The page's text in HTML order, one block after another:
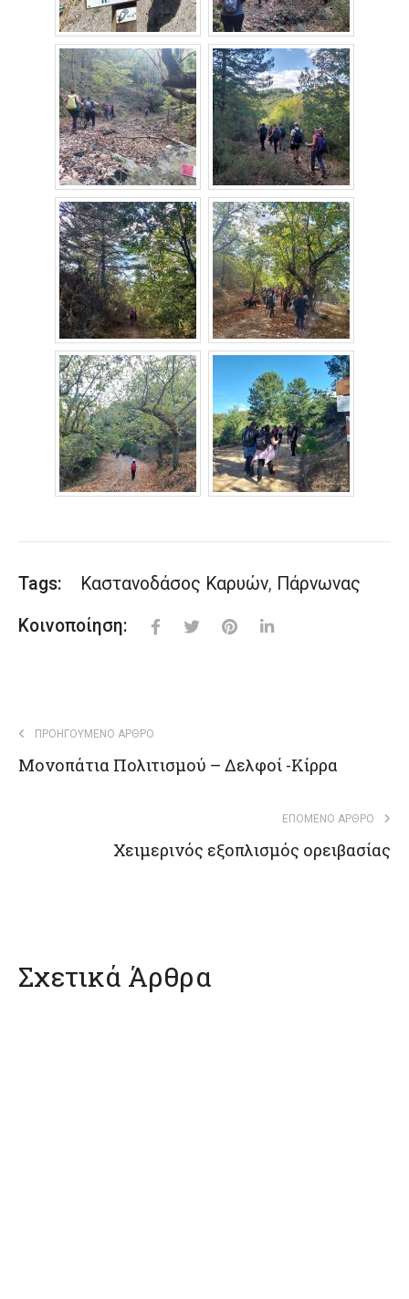
Tags: Καστανοδάσος Καρυών, Πάρνωνας
Κοινοποίηση:
ΠΡΟΗΓΟΎΜΕΝΟ ΆΡΘΡΟ
Μονοπάτια Πολιτισμού – Δελφοί -Κίρρα
ΕΠΌΜΕΝΟ ΆΡΘΡΟ
Χειμερινός εξοπλισμός ορειβασίας
Σχετικά Άρθρα